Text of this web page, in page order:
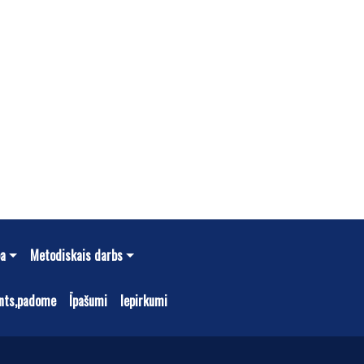
Metodiskais darbs
Īpašumi Iepirkumi